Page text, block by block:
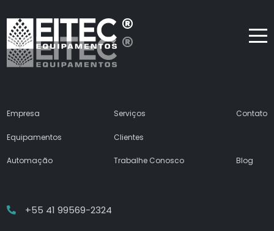
Empresa
Equipamentos
Automação
Serviços
Clientes
Trabalhe Conosco
Contato
Blog
+55 41 99569-2324